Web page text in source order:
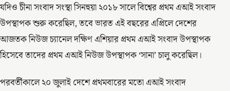
যদিও চীনা সংবাদ সংস্থা সিনহুয়া ২০১৮ সালে বিশ্বের প্রথম এআই সংবাদ
উপস্থাপক শুরু করেছিল, তবে ভারত এই বছরের এপ্রিলে দেশের
আজতক নিউজ চ্যানেল দক্ষিণ এশিয়ার প্রথম এআই সংবাদ উপস্থাপক
হিসেবে তাদের প্রথম এআই নিউজ উপস্থাপক ‘সানা’ চালু করেছিল।
পরবর্তীকালে ২০ জুলাই দেশে প্রথমবারের মতো এআই সংবাদ